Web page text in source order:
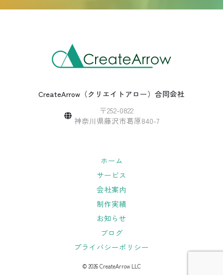
CreateArrow（クリエイトアロー）合同会社
〒252-0822
神奈川県藤沢市葛原840-7
ホーム
サービス
会社案内
制作実績
お知らせ
ブログ
プライバシーポリシー
© 2026 CreateArrow LLC